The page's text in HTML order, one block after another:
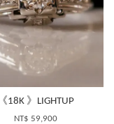
《18K 》LIGHTUP
NT$ 59,900